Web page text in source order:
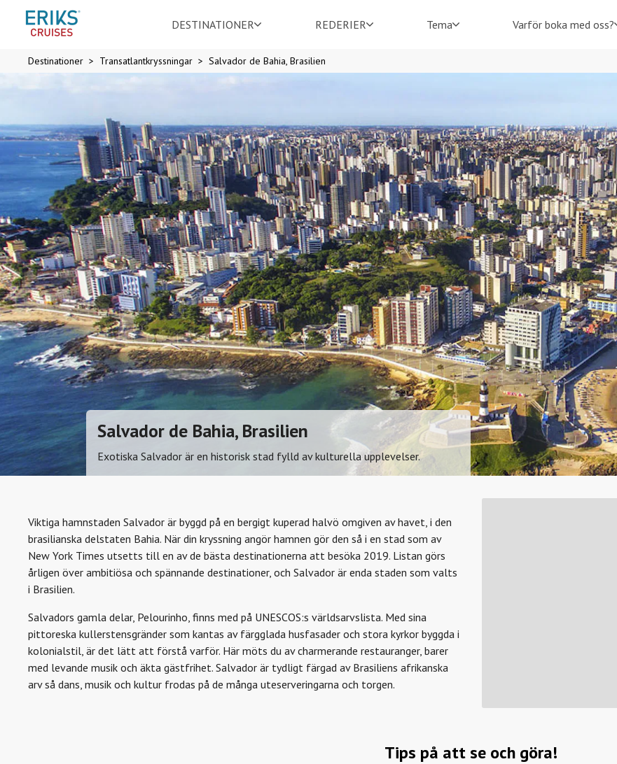
DESTINATIONER REDERIER Tema Varför boka med oss?
Destinationer Transatlantkryssningar Salvador de Bahia, Brasilien
Salvador de Bahia, Brasilien
Exotiska Salvador är en historisk stad fylld av kulturella upplevelser.
Viktiga hamnstaden Salvador är byggd på en bergigt kuperad halvö omgiven av havet, i den
brasilianska delstaten Bahia. När din kryssning angör hamnen gör den så i en stad som av
New York Times utsetts till en av de bästa destinationerna att besöka 2019. Listan görs
årligen över ambitiösa och spännande destinationer, och Salvador är enda staden som valts
i Brasilien.
Salvadors gamla delar, Pelourinho, finns med på UNESCOS:s världsarvslista. Med sina
pittoreska kullerstensgränder som kantas av färgglada husfasader och stora kyrkor byggda i
kolonialstil, är det lätt att förstå varför. Här möts du av charmerande restauranger, barer
med levande musik och äkta gästfrihet. Salvador är tydligt färgad av Brasiliens afrikanska
arv så dans, musik och kultur frodas på de många uteserveringarna och torgen.
Tips på att se och göra!